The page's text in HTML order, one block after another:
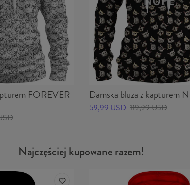
FOREVER Damska bluza z kapturem
59,99 USD 119,99 USD
Najczęściej kupowane razem!